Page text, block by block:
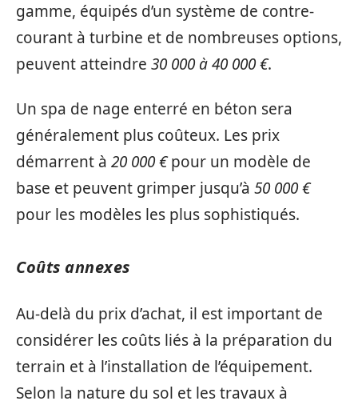
gamme, équipés d’un système de contre-
courant à turbine et de nombreuses options,
peuvent atteindre 30 000 à 40 000 €.
Un spa de nage enterré en béton sera
généralement plus coûteux. Les prix
démarrent à 20 000 €pour un modèle de
base et peuvent grimper jusqu’à 50 000 €
pour les modèles les plus sophistiqués.
Coûts annexes
Au-delà du prix d’achat, il est important de
considérer les coûts liés à la préparation du
terrain et à l’installation de l’équipement.
Selon la nature du sol et les travaux à